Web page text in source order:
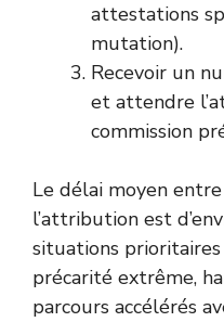
attestations
mutation).
Recevoir un
et attendre
commission
Le délai moyen
l’attribution est
situations
précarité extrême,
parcours accélérés